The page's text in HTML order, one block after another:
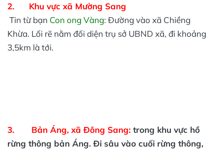
2. Khu vực xã Mường Sang
Tin từ bạn Con ong Vàng: Đường vào xã Chiềng
Khừa. Lối rẽ nằm đối diện trụ sở UBND xã, đi khoảng
3,5km là tới.
3. Bản Áng, xã Đông Sang: trong khu vực hồ
rừng thông bản Áng. Đi sâu vào cuối rừng thông,